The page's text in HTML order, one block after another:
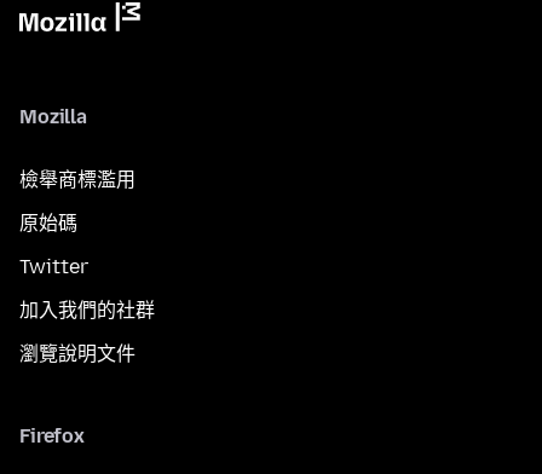
Mozilla
檢舉商標濫用
原始碼
Twitter
加入我們的社群
瀏覽說明文件
Firefox